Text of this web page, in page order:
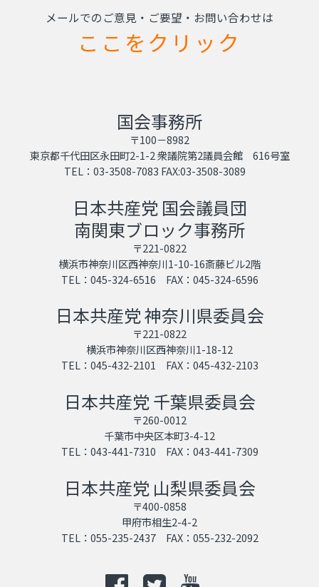
メールでのご意見・ご要望・お問い合わせは
ここをクリック
国会事務所
〒100－8982
東京都千代田区永田町2-1-2 衆議院第2議員会館 616号室
TEL：03-3508-7083 FAX:03-3508-3089
日本共産党 国会議員団
南関東ブロック事務所
〒221-0822
横浜市神奈川区西神奈川1-10-16斎藤ビル2階
TEL：045-324-6516 FAX：045-324-6596
日本共産党 神奈川県委員会
〒221-0822
横浜市神奈川区西神奈川1-18-12
TEL：045-432-2101 FAX：045-432-2103
日本共産党 千葉県委員会
〒260-0012
千葉市中央区本町3-4-12
TEL：043-441-7310 FAX：043-441-7309
日本共産党 山梨県委員会
〒400-0858
甲府市相生2-4-2
TEL：055-235-2437 FAX：055-232-2092